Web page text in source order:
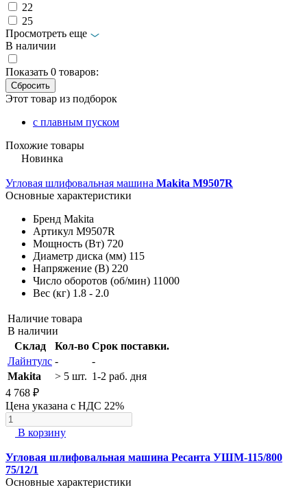
22
25
Просмотреть еще
В наличии
Показать 0 товаров:
Этот товар из подборок
с плавным пуском
Похожие товары
Новинка
Угловая шлифовальная машина Makita M9507R
Основные характеристики
Бренд Makita
Артикул M9507R
Мощность (Вт) 720
Диаметр диска (мм) 115
Напряжение (В) 220
Число оборотов (об/мин) 11000
Вес (кг) 1.8 - 2.0
Наличие товара
В наличии
Склад
Кол-во Срок поставки.
Лайнтулс -
-
Makita
> 5 шт. 1-2 раб. дня
4 768 ₽
Цена указана с НДС 22%
В корзину
Угловая шлифовальная машина Ресанта УШМ-115/800
75/12/1
Основные характеристики